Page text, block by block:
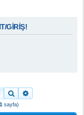
GİRİŞ!
Ara
1sayfa)